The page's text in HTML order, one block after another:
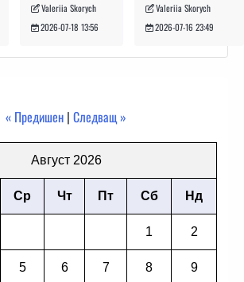
Valeriia Skorych
2026-07-18 13:56
Valeriia Skorych
2026-07-16 23:49
« Предишен | Следващ »
Август 2026
Ср Чт Пт Сб Нд
1 2
5 6 7 8 9